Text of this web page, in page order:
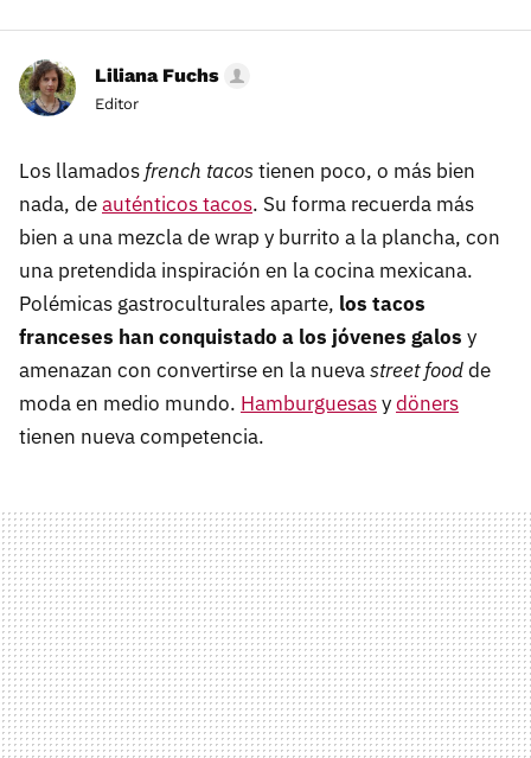
Liliana Fuchs
Editor
Los llamados french tacostienen poco, o más bien
nada, deauténticos tacos. Su forma recuerda más
bien a una mezcla de wrap y burrito a la plancha, con
una pretendida inspiración en la cocina mexicana.
Polémicas gastroculturales aparte, los tacos
franceses han conquistado a los jóvenes galos y
amenazan con convertirse en la nuevastreet foodde
moda en medio mundo. Hamburguesasydöners
tienen nueva competencia.